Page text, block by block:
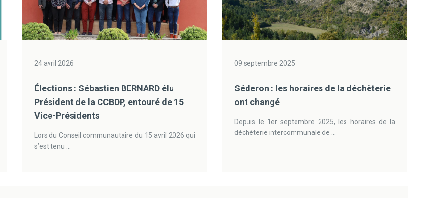
24 avril 2026
Élections : Sébastien BERNARD élu
Président de la CCBDP, entouré de 15
Vice-Présidents
Lors du Conseil communautaire du 15 avril 2026 qui
s’est tenu ...
09 septembre 2025
Séderon : les horaires de la déchèterie
ont changé
Depuis le 1er septembre 2025, les horaires de la
déchèterie intercommunale de ...